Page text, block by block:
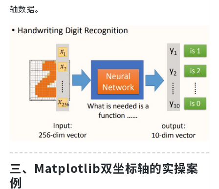
轴数据。
三、Matplotlib双坐标轴的实操案
例